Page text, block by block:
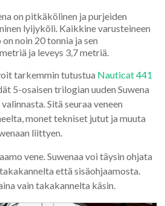
on pitkäkölinen ja purjeiden
lyijyköli. Kaikkine varusteineen
noin 20 tonnia ja sen
ja leveys 3,7 metriä.
tarkemmin tutustua Nauticat 441
5-osaisen trilogian uuden Suwena
Sitä seuraa veneen
monet tekniset jutut ja muuta
liittyen.
vene. Suwenaa voi täysin ohjata
että sisäohjaamosta.
vain takakannelta käsin.